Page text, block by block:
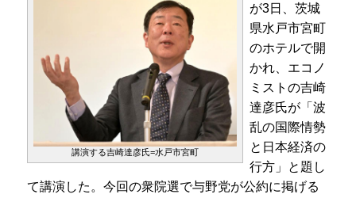
講演する吉崎達彦氏=水戸市宮町
が3日、茨城
県水戸市宮町
のホテルで開
かれ、エコノ
ミストの吉崎
達彦氏が「波
乱の国際情勢
と日本経済の
行方」と題し
て講演した。今回の衆院選で与野党が公約に掲げる